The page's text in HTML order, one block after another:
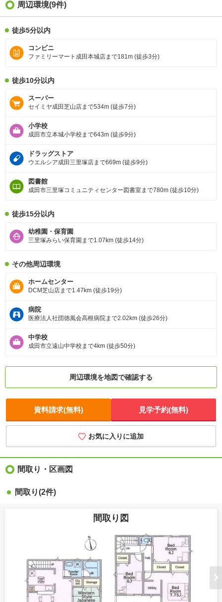
周辺環境(9件)
徒歩5分以内
コンビニ
ファミリーマート成田本城店まで181m (徒歩3分)
徒歩10分以内
スーパー
セイミヤ成田芝山店まで534m (徒歩7分)
小学校
成田市立本城小学校まで643m (徒歩9分)
ドラッグストア
ウエルシア成田三里塚店まで669m (徒歩9分)
図書館
成田市三里塚コミュニティセンター図書室まで780m (徒歩10分)
徒歩15分以内
幼稚園・保育園
三里塚みらい保育園まで1.07km (徒歩14分)
その他周辺環境
ホームセンター
DCM芝山店まで1.47km (徒歩19分)
病院
医療法人社団徳風会高根病院まで2.02km (徒歩26分)
中学校
成田市立遠山中学校まで4km (徒歩50分)
周辺環境を地図で確認する
資料請求(無料) 見学予約(無料)
お気に入りに追加
間取り・区画図
間取り(2件)
間取り図